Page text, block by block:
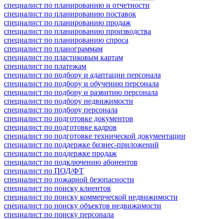
специалист по планированию и отчетности
специалист по планированию поставок
специалист по планированию продаж
специалист по планированию производства
специалист по планированию спроса
специалист по планограммам
специалист по пластиковым картам
специалист по платежам
специалист по подбору и адаптации персонала
специалист по подбору и обучению персонала
специалист по подбору и развитию персонала
специалист по подбору недвижимости
специалист по подбору персонала
специалист по подготовке документов
специалист по подготовке кадров
специалист по подготовке технической документации
специалист по поддержке бизнес-приложений
специалист по поддержке продаж
специалист по подключению абонентов
специалист по ПОД/ФТ
специалист по пожарной безопасности
специалист по поиску клиентов
специалист по поиску коммерческой недвижимости
специалист по поиску объектов недвижимости
специалист по поиску персонала